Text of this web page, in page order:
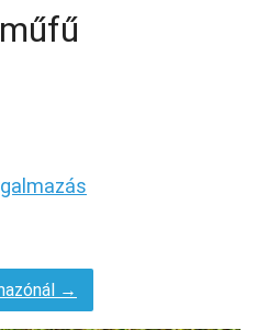
→